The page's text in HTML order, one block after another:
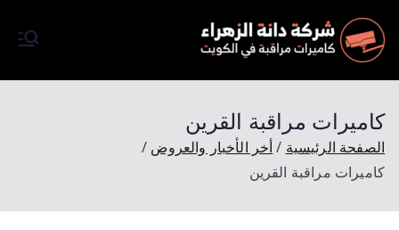
مراقبة
شركة تركيب كاميرات مرقبة
في الكويت كاميرات مراقبة
وتتميز شركتنا باسعارها المميزة
كاميرات مراقبة القرين
الصفحة الرئيسية
أخر الأخبار والعروض
كاميرات مراقبة القرين